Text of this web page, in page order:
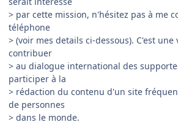
> par cette mission, n'hésitez pas à me
téléphone
> (voir mes details ci-dessous). C'est
contribuer
> au dialogue international des
participer à la
> rédaction du contenu d'un site
de personnes
> dans le monde.